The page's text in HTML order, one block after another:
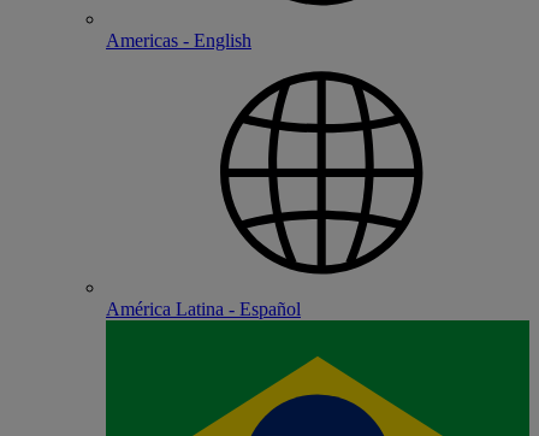
Americas - English
América Latina - Español